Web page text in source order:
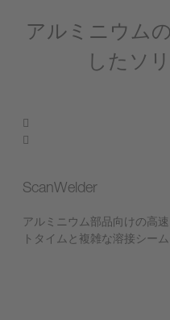
アルミニウム
したソ
ScanWelder
アルミニウム部品向けの高
トタイムと複雑な溶接シーム